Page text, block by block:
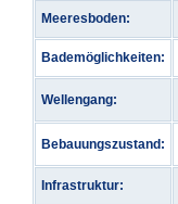
Meeresboden:
Bademöglichkeiten:
Wellengang:
Bebauungszustand:
Infrastruktur: